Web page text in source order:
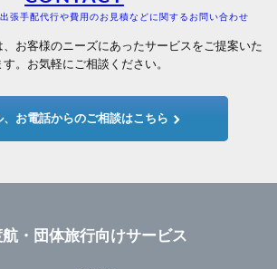
張手配代行や費用のお見積などに関するお問い合わせ
、お客様のニーズにあったサービスをご提案いた
す。お気軽にご相談ください。
、お電話からのご相談はこちら
・団体旅行向けサービス